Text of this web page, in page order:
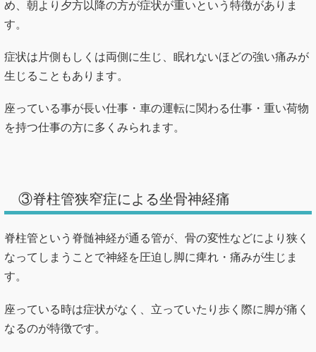
め、朝より夕方以降の方が症状が重いという特徴がありま
す。
症状は片側もしくは両側に生じ、眠れないほどの強い痛みが
生じることもあります。
座っている事が長い仕事・車の運転に関わる仕事・重い荷物
を持つ仕事の方に多くみられます。
③脊柱管狭窄症による坐骨神経痛
脊柱管という脊髄神経が通る管が、骨の変性などにより狭く
なってしまうことで神経を圧迫し脚に痺れ・痛みが生じま
す。
座っている時は症状がなく、立っていたり歩く際に脚が痛く
なるのが特徴です。